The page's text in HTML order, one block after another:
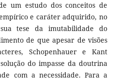
um estudo dos conceitos de
e caráter adquirido, no
tese da imutabilidade do
de que apesar de visões
Schopenhauer e Kant
do impasse da doutrina
com a necessidade. Para a